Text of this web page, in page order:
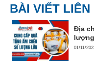
BÀI VIẾT LIÊN
Địa
01/11/